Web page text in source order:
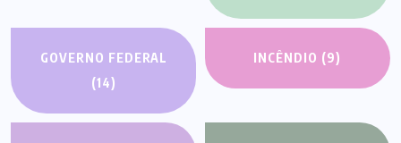
GOVERNO FEDERAL
(14)
INCÊNDIO (9)